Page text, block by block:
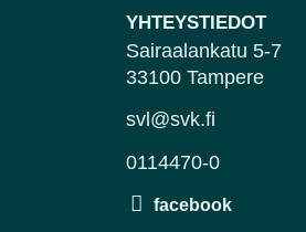
YHTEYSTIEDOT
Sairaalankatu 5-7
33100 Tampere
svl@svk.fi
0114470-0